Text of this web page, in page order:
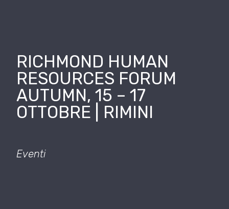
RICHMOND HUMAN
RESOURCES FORUM
AUTUMN, 15 – 17
OTTOBRE | RIMINI
Eventi